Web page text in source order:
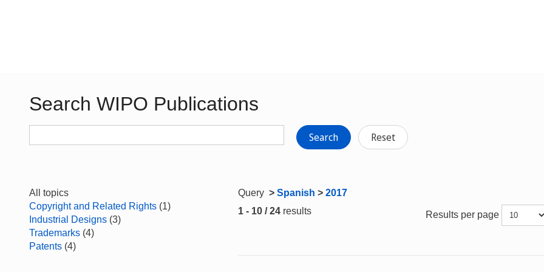
Search WIPO Publications
Search Reset
All topics
Copyright and Related Rights (1)
Industrial Designs (3)
Trademarks (4)
Patents (4)
Query > Spanish > 2017
1 - 10 / 24 results Results per page